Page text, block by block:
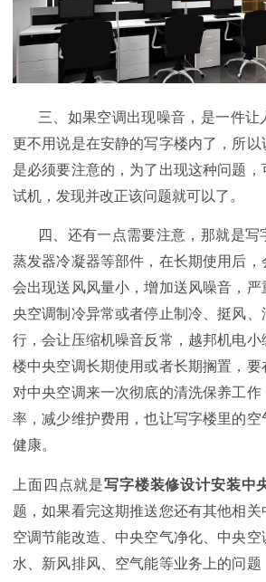
三、 如果空调出现噪音，是一件让
更不用说是在安静的写字楼内了，所
是必须要注意的，为了出现这种问题
试机，发现并改正该问题就可以了。
四、还有一点需要注意，那就是写
蒸发器冷凝器等部件，在长期使用后
会出现送风风量小，增加送风噪音，严
央空调制冷异常或者停止制冷、挺风、
行，会让压缩机噪音反常，越邦机电
楼中央空调长期使用或者长期搁置，
对中央空调来一次彻底的清洗保养工
率，减少维护费用，也让写字楼里的
健康。
上面四点就是写字楼装修设计安装中
题，如果看完这期推送您还有其他相关
空调节能改造、中央空气净化、中央
水、新风排风、空气能等业务上的问